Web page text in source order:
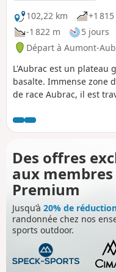
102,22 km
+1
-1 822 m
5 jours
Départ à Aumont-
L'Aubrac est un plateau
basalte. Immense zone
de race Aubrac, il est
Compostelle, Via
petit Tour des Monts
emblématiques tels
Rajas, Saint-Chely-
Des offres
aux membres
Premium
Jusqu’à 20% de
randonnée chez nos
sports outdoor.